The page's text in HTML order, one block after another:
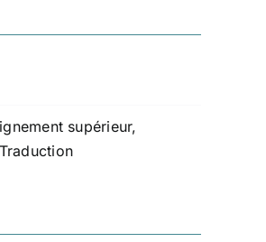
supérieur,
Traduction